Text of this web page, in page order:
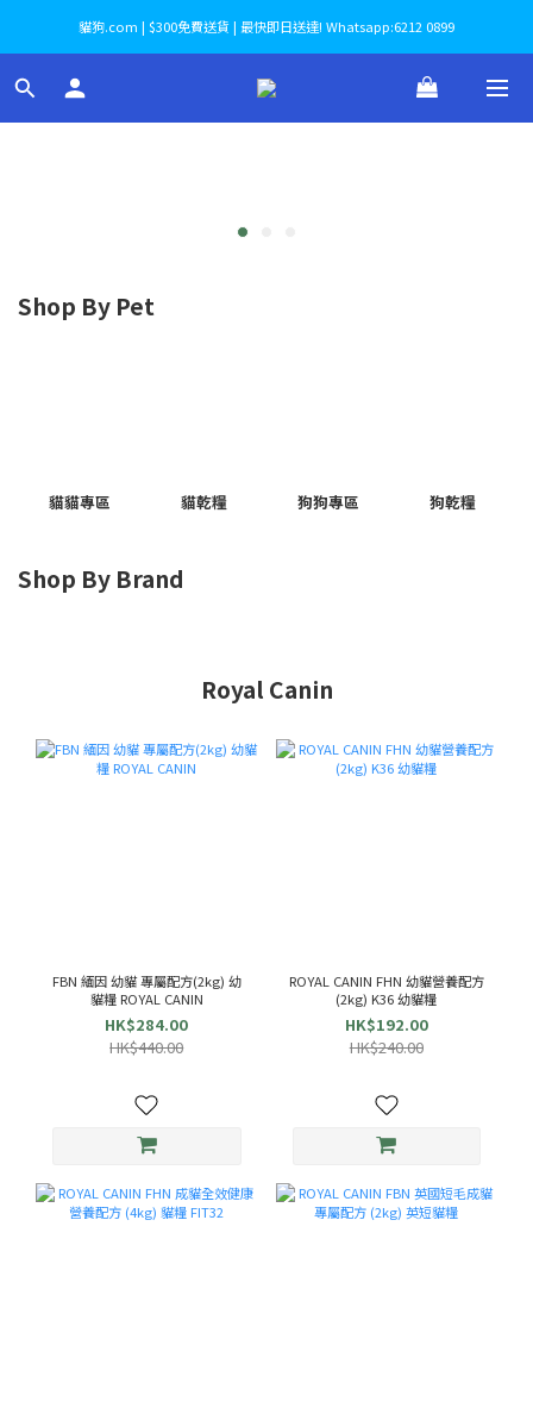
貓狗.com | $300免費送貨 | 最快即日送達! Whatsapp:6212 0899
Shop By Pet
貓貓專區 貓乾糧 狗狗專區 狗乾糧
Shop By Brand
Royal Canin
FBN 緬因 幼貓 專屬配方(2kg) 幼
貓糧 ROYAL CANIN
HK$284.00
HK$440.00
ROYAL CANIN FHN 幼貓營養配方
(2kg) K36 幼貓糧
HK$192.00
HK$240.00